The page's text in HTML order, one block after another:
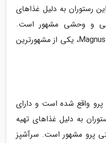
رستوران به دلیل غذاهای
و وحشی مشهور است.
سرآشپز این رستوران، Magnus Nilsson، یکی از مشهورترین
رستوران Central در شهر Lima پرو واقع شده است و دارای
به دلیل غذاهای تهیه
پرو مشهور است. سرآشپز